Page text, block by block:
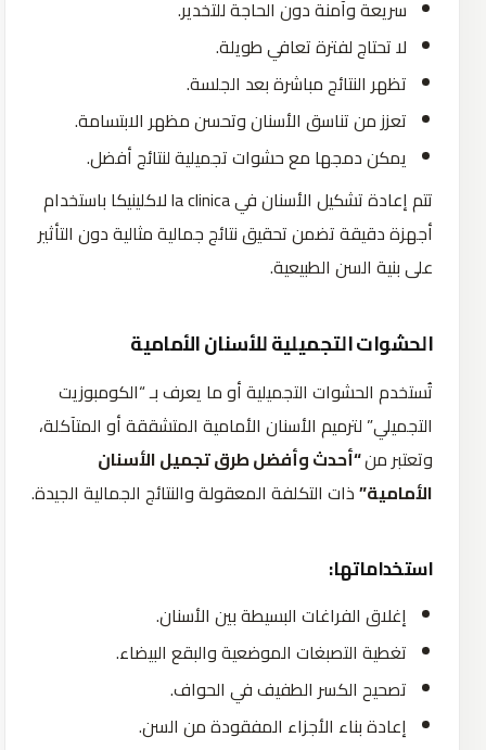
سريعة وآمنة دون الحاجة للتخدير.
لا تحتاج لفترة تعافي طويلة.
تظهر النتائج مباشرة بعد الجلسة.
تعزز من تناسق الأسنان وتحسن مظهر الابتسامة.
يمكن دمجها مع حشوات تجميلية لنتائج أفضل.
تتم إعادة تشكيل الأسنان في la clinica لاكلينيكا باستخدام
أجهزة دقيقة تضمن تحقيق نتائج جمالية مثالية دون التأثير
على بنية السن الطبيعية.
الحشوات التجميلية للأسنان الأمامية
تُستخدم الحشوات التجميلية أو ما يعرف بـ “الكومبوزيت
التجميلي” لترميم الأسنان الأمامية المتشققة أو المتآكلة،
وتعتبر من“أحدث وأفضل طرق تجميل الأسنان
الأمامية”ذات التكلفة المعقولة والنتائج الجمالية الجيدة.
استخداماتها:
إغلاق الفراغات البسيطة بين الأسنان.
تغطية التصبغات الموضعية والبقع البيضاء.
تصحيح الكسر الطفيف في الحواف.
إعادة بناء الأجزاء المفقودة من السن.